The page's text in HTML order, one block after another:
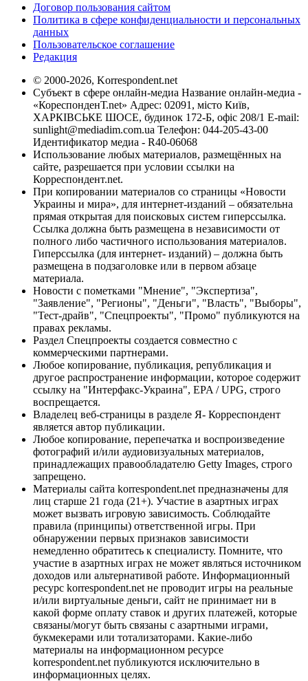
Договор пользования сайтом
Политика в сфере конфиденциальности и персональных
данных
Пользовательское соглашение
Редакция
© 2000-2026, Korrespondent.net
Субъект в сфере онлайн-медиа Название онлайн-медиа -
«КореспонденТ.net» Адрес: 02091, місто Київ,
ХАРКІВСЬКЕ ШОСЕ, будинок 172-Б, офіс 208/1 E-mail:
sunlight@mediadim.com.ua Телефон: 044-205-43-00
Идентификатор медиа - R40-06068
Использование любых материалов, размещённых на
сайте, разрешается при условии ссылки на
Корреспондент.net.
При копировании материалов со страницы «Новости
Украины и мира», для интернет-изданий – обязательна
прямая открытая для поисковых систем гиперссылка.
Ссылка должна быть размещена в независимости от
полного либо частичного использования материалов.
Гиперссылка (для интернет- изданий) – должна быть
размещена в подзаголовке или в первом абзаце
материала.
Новости с пометками "Мнение", "Экспертиза",
"Заявление", "Регионы", "Деньги", "Власть", "Выборы",
"Тест-драйв", "Спецпроекты", "Промо" публикуются на
правах рекламы.
Раздел Спецпроекты создается совместно с
коммерческими партнерами.
Любое копирование, публикация, републикация и
другое распространение информации, которое содержит
ссылку на "Интерфакс-Украина", EPA / UPG, строго
воспрещается.
Владелец веб-страницы в разделе Я- Корреспондент
является автор публикации.
Любое копирование, перепечатка и воспроизведение
фотографий и/или аудиовизуальных материалов,
принадлежащих правообладателю Getty Images, строго
запрещено.
Материалы сайта korrespondent.net предназначены для
лиц старше 21 года (21+). Участие в азартных играх
может вызвать игровую зависимость. Соблюдайте
правила (принципы) ответственной игры. При
обнаружении первых признаков зависимости
немедленно обратитесь к специалисту. Помните, что
участие в азартных играх не может являться источником
доходов или альтернативой работе. Информационный
ресурс korrespondent.net не проводит игры на реальные
и/или виртуальные деньги, сайт не принимает ни в
какой форме оплату ставок и других платежей, которые
связаны/могут быть связаны с азартными играми,
букмекерами или тотализаторами. Какие-либо
материалы на информационном ресурсе
korrespondent.net публикуются исключительно в
информационных целях.